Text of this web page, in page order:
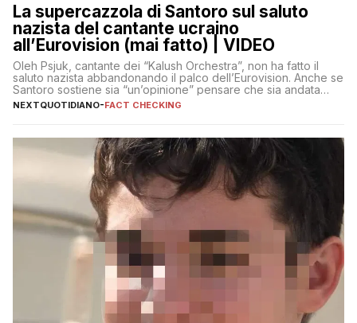
La supercazzola di Santoro sul saluto
nazista del cantante ucraino
all’Eurovision (mai fatto) | VIDEO
Oleh Psjuk, cantante dei “Kalush Orchestra”, non ha fatto il
saluto nazista abbandonando il palco dell’Eurovision. Anche se
Santoro sostiene sia “un’opinione” pensare che sia andata
così
NEXTQUOTIDIANO-FACT CHECKING